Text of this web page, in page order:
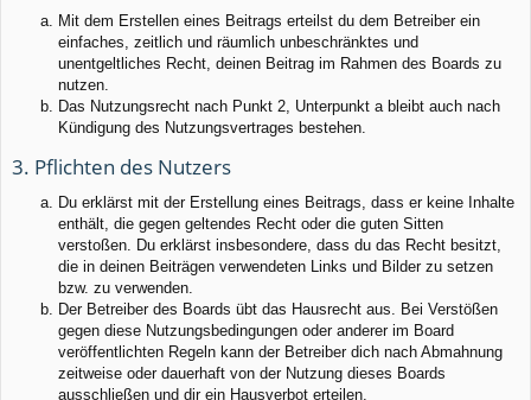
Mit dem Erstellen eines Beitrags erteilst du dem Betreiber ein
einfaches, zeitlich und räumlich unbeschränktes und
unentgeltliches Recht, deinen Beitrag im Rahmen des Boards zu
nutzen.
Das Nutzungsrecht nach Punkt 2, Unterpunkt a bleibt auch nach
Kündigung des Nutzungsvertrages bestehen.
3. Pflichten des Nutzers
Du erklärst mit der Erstellung eines Beitrags, dass er keine Inhalte
enthält, die gegen geltendes Recht oder die guten Sitten
verstoßen. Du erklärst insbesondere, dass du das Recht besitzt,
die in deinen Beiträgen verwendeten Links und Bilder zu setzen
bzw. zu verwenden.
Der Betreiber des Boards übt das Hausrecht aus. Bei Verstößen
gegen diese Nutzungsbedingungen oder anderer im Board
veröffentlichten Regeln kann der Betreiber dich nach Abmahnung
zeitweise oder dauerhaft von der Nutzung dieses Boards
ausschließen und dir ein Hausverbot erteilen.